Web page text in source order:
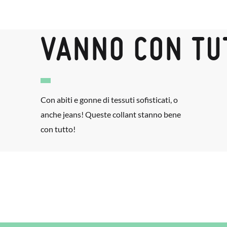
VANNO CON
Con abiti e gonne di tessuti sofisticati, o
anche jeans! Queste collant stanno bene
con tutto!